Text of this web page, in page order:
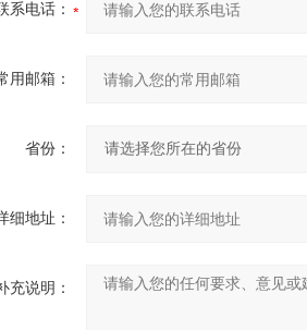
系电话：
用邮箱：
省份：
细地址：
充说明：